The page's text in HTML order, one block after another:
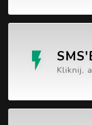
Kliknij,